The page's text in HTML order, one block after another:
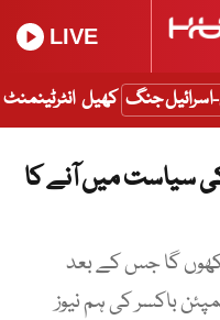
LIVE
اسرائیل جنگ کھیل انٹرٹینمنٹ
سیاست میں آنے کا
گا جس کے بعد
باکسر کی ہم نیوز